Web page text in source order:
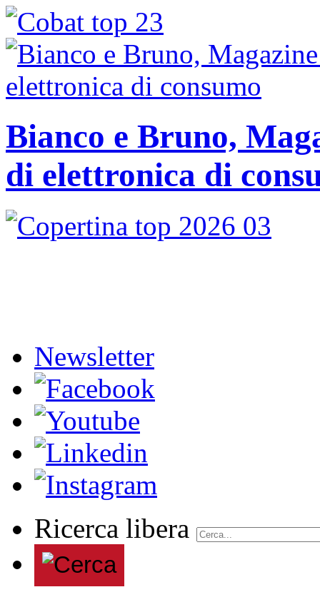
Bianco e Bruno,
di elettronica di
Newsletter
Ricerca libera